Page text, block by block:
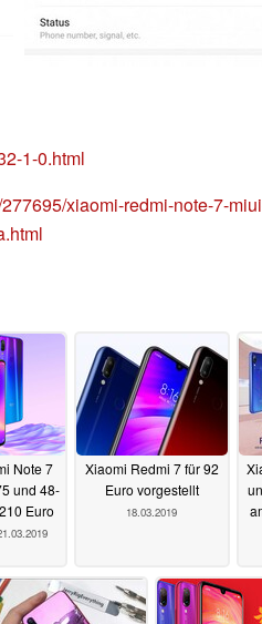
1-0.html
xiaomi-redmi-note-7-
Note 7
und 48-
Euro
Xiaomi Redmi 7 für 92
Euro vorgestellt
18.03.2019